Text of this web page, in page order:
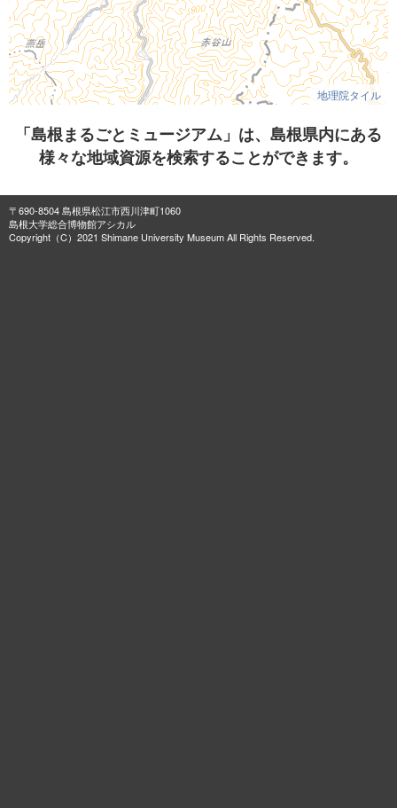
地理院タイル
「島根まるごとミュージアム」は、島根県内にある
様々な地域資源を検索することができます。
〒690-8504 島根県松江市西川津町1060
島根大学総合博物館アシカル
Copyright（C）2021 Shimane University Museum All Rights Reserved.